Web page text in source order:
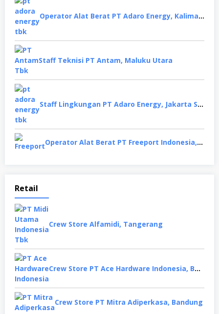
Operator Alat Berat PT Adaro Energy, Kalimantan Selatan
Staff Teknisi PT Antam, Maluku Utara
Staff Lingkungan PT Adaro Energy, Jakarta Selatan
Operator Alat Berat PT Freeport Indonesia, Papua
Retail
Crew Store Alfamidi, Tangerang
Crew Store PT Ace Hardware Indonesia, Bekasi
Crew Store PT Mitra Adiperkasa, Bandung